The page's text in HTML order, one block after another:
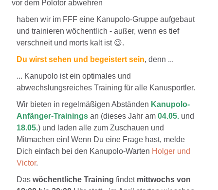
haben wir im FFF eine Kanupolo-Gruppe aufgebaut
und trainieren wöchentlich - außer, wenn es tief
verschneit und morts kalt ist 😉.
Du wirst sehen und begeistert sein, denn ...
... Kanupolo ist ein optimales und
abwechslungsreiches Training für alle Kanusportler.
Wir bieten in regelmäßigen Abständen Kanupolo-
Anfänger-Trainings an (dieses Jahr am 04.05. und
18.05.) und laden alle zum Zuschauen und
Mitmachen ein! Wenn Du eine Frage hast, melde
Dich einfach bei den Kanupolo-Warten Holger und
Victor.
Das wöchentliche Training findet mittwochs von